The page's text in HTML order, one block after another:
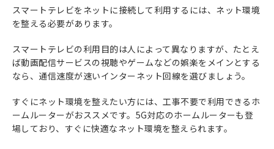
スマートテレビをネットに接続して利用するには、ネット環境
を整える必要があります。
スマートテレビの利用目的は人によって異なりますが、たとえ
ば動画配信サービスの視聴やゲームなどの娯楽をメインとする
なら、通信速度が速いインターネット回線を選びましょう。
すぐにネット環境を整えたい方には、工事不要で利用できるホ
ームルーターがおススメです。5G対応のホームルーターも登
場しており、すぐに快適なネット環境を整えられます。